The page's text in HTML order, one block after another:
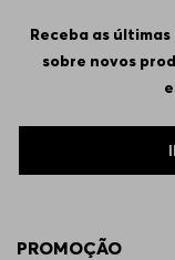
Receba as últimas
sobre novos
PROMOÇÃO